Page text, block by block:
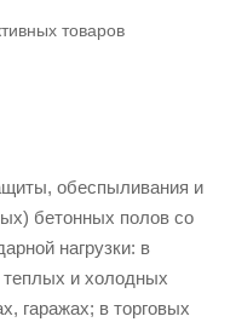
товаров
обеспыливания и
бетонных полов со
нагрузки: в
и холодных
гаражах; в торговых